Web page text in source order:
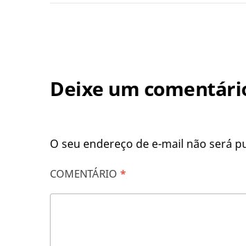
Deixe um
O seu endereço de e-mail não será
COMENTÁRIO *